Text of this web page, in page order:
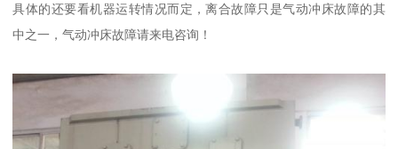
具体的还要看机器运转情况而定，离合故障只是气动冲床故障的其
中之一，气动冲床故障请来电咨询！